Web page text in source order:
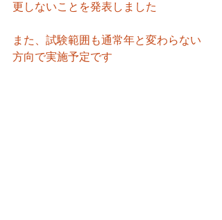
更しないことを発表しました
また、試験範囲も通常年と変わらない
方向で実施予定です